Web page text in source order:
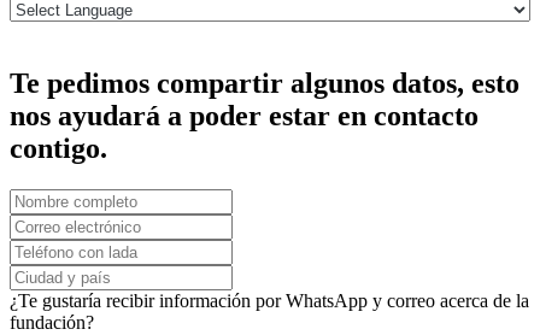
Te pedimos compartir algunos datos, esto
nos ayudará a poder estar en contacto
contigo.
¿Te gustaría recibir información por WhatsApp y correo acerca de la
fundación?